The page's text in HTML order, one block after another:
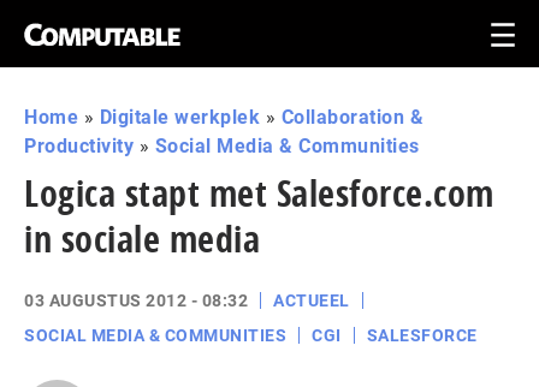
Home » Digitale werkplek » Collaboration &
Productivity » Social Media & Communities
Logica stapt met Salesforce.com
in sociale media
03 AUGUSTUS 2012 - 08:32
ACTUEEL
SOCIAL MEDIA & COMMUNITIES
CGI SALESFORCE